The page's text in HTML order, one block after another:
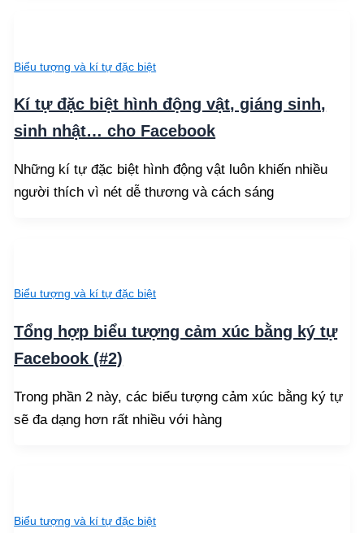
Biểu tượng và kí tự đặc biệt
Kí tự đặc biệt hình động vật, giáng sinh,
sinh nhật… cho Facebook
Những kí tự đặc biệt hình động vật luôn khiến nhiều
người thích vì nét dễ thương và cách sáng
Biểu tượng và kí tự đặc biệt
Tổng hợp biểu tượng cảm xúc bằng ký tự
Facebook (#2)
Trong phần 2 này, các biểu tượng cảm xúc bằng ký tự
sẽ đa dạng hơn rất nhiều với hàng
Biểu tượng và kí tự đặc biệt